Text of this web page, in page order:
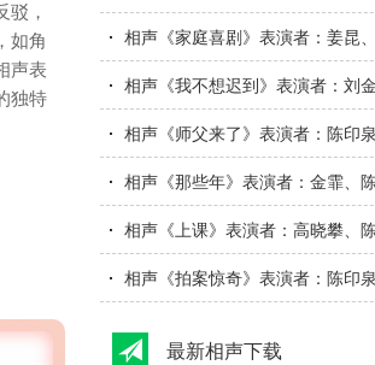
驳，
如角
声表
独特
鹏、刘金霏..
相声《家庭喜剧》表演者：姜昆
相声《我不想迟到》表演者：刘
泉、侯振鹏..
相声《师父来了》表演者：陈印
伦
相声《那些年》表演者：金霏、
相声《上课》表演者：高晓攀、
霏、陈曦、徐..
相声《拍案惊奇》表演者：陈印
最新相声下载